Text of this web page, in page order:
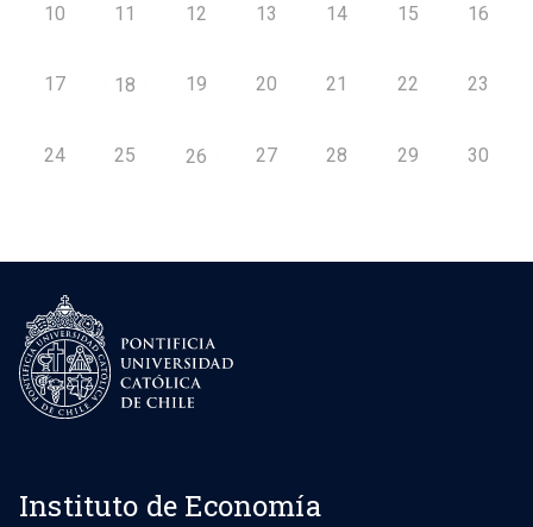
10 11 12 13 14 15 16
17 18 19 20 21 22 23
24 25 26 27 28 29 30
Instituto de Economía